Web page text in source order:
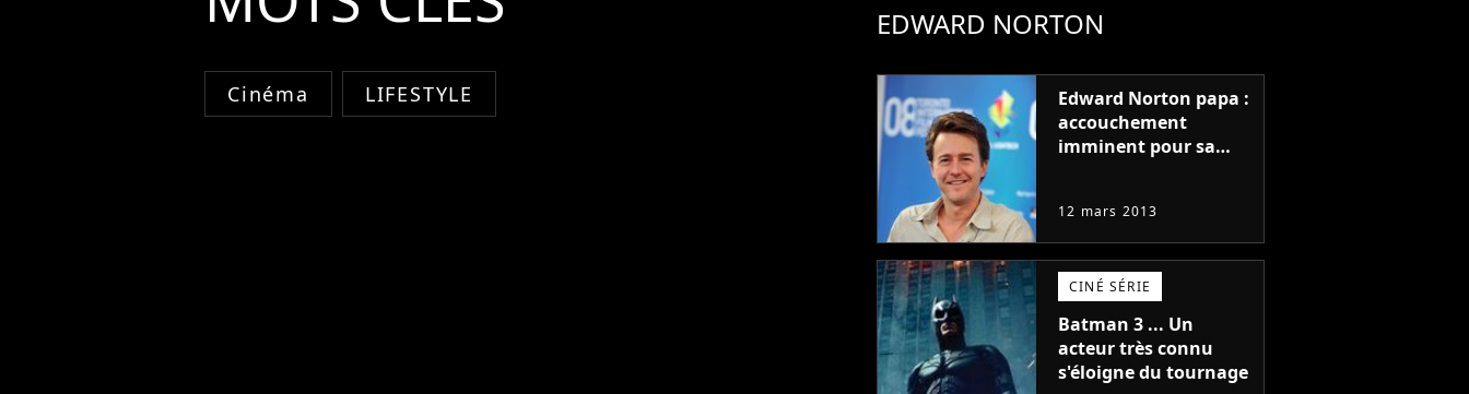
Cinéma LIFESTYLE
EDWARD NORTON
Edward Norton papa :
accouchement
imminent pour sa
12 mars 2013
CINÉ SÉRIE
Batman 3 ... Un
acteur très connu
s'éloigne du tournage